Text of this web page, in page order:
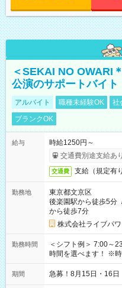
＜SEKAI NO OWARI
公演のサポートバイト
アルバイト 職種未経験OK 社
ブランクOK
給与
時給1250円～
交通費別途支給あり
交通費 支給（規定有り
勤務地
東京都文京区
後楽園駅から徒歩5分
から徒歩7分
株式会社ライブパ
勤務時間
＜シフト例＞ 7:00～23:00 13:30
時間を選べます！ ※
期間 急募！8月15日・16日